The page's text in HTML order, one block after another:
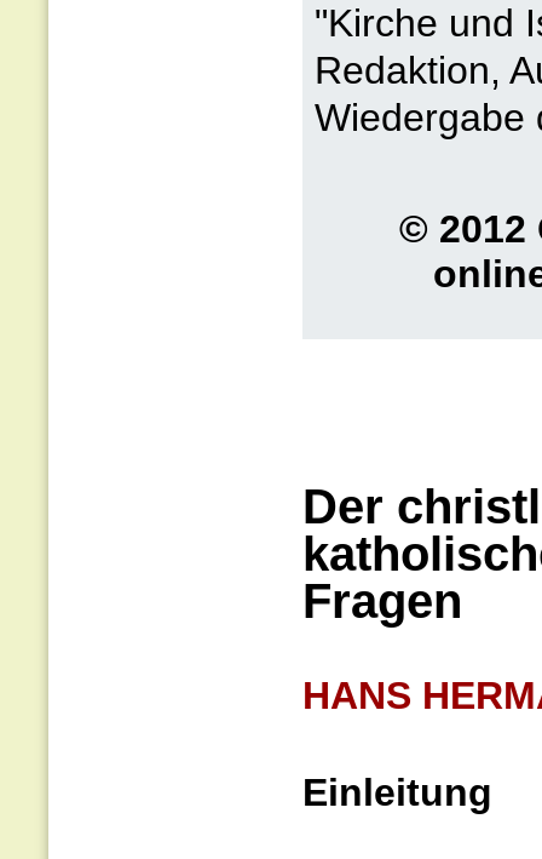
"Kirche und
Redaktion,
Wiedergabe
© 2012
Der
Fragen
HANS
Einleitung